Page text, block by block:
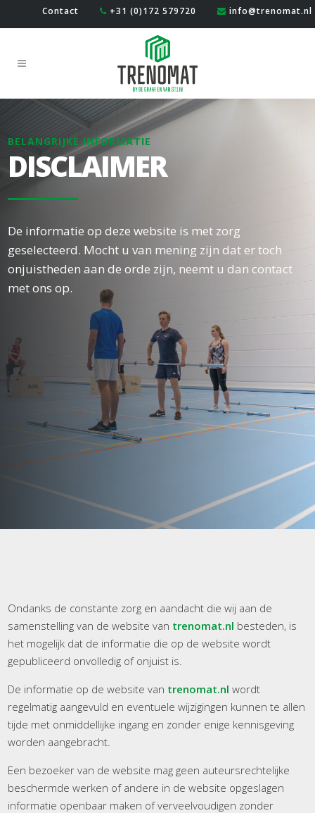
Contact +31 (0)172 579720 info@trenomat.nl
BELANGRIJKE INFORMATIE
DISCLAIMER
De informatie op deze website is met zorg
geselecteerd. Mocht u van mening zijn dat er toch
onjuistheden aan de orde zijn, neemt u dan contact
met ons op.
Ondanks de constante zorg en aandacht die wij aan de
samenstelling van de website van trenomat.nl besteden, is
het mogelijk dat de informatie die op de website wordt
gepubliceerd onvolledig of onjuist is.
De informatie op de website van trenomat.nl wordt
regelmatig aangevuld en eventuele wijzigingen kunnen te allen
tijde met onmiddellijke ingang en zonder enige kennisgeving
worden aangebracht.
Een bezoeker van de website mag geen auteursrechtelijke
beschermde werken of andere in de website opgeslagen
informatie openbaar maken of verveelvoudigen zonder